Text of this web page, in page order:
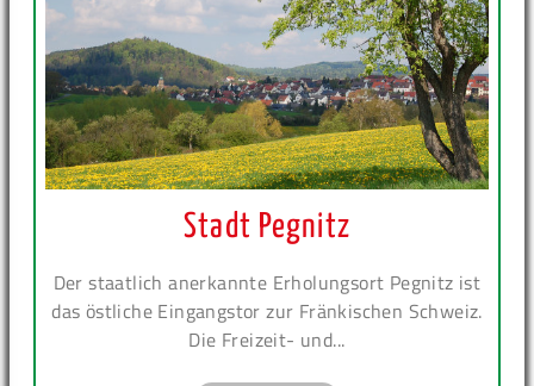
Stadt Pegnitz
Der staatlich anerkannte Erholungsort Pegnitz ist
das östliche Eingangstor zur Fränkischen Schweiz.
Die Freizeit- und...